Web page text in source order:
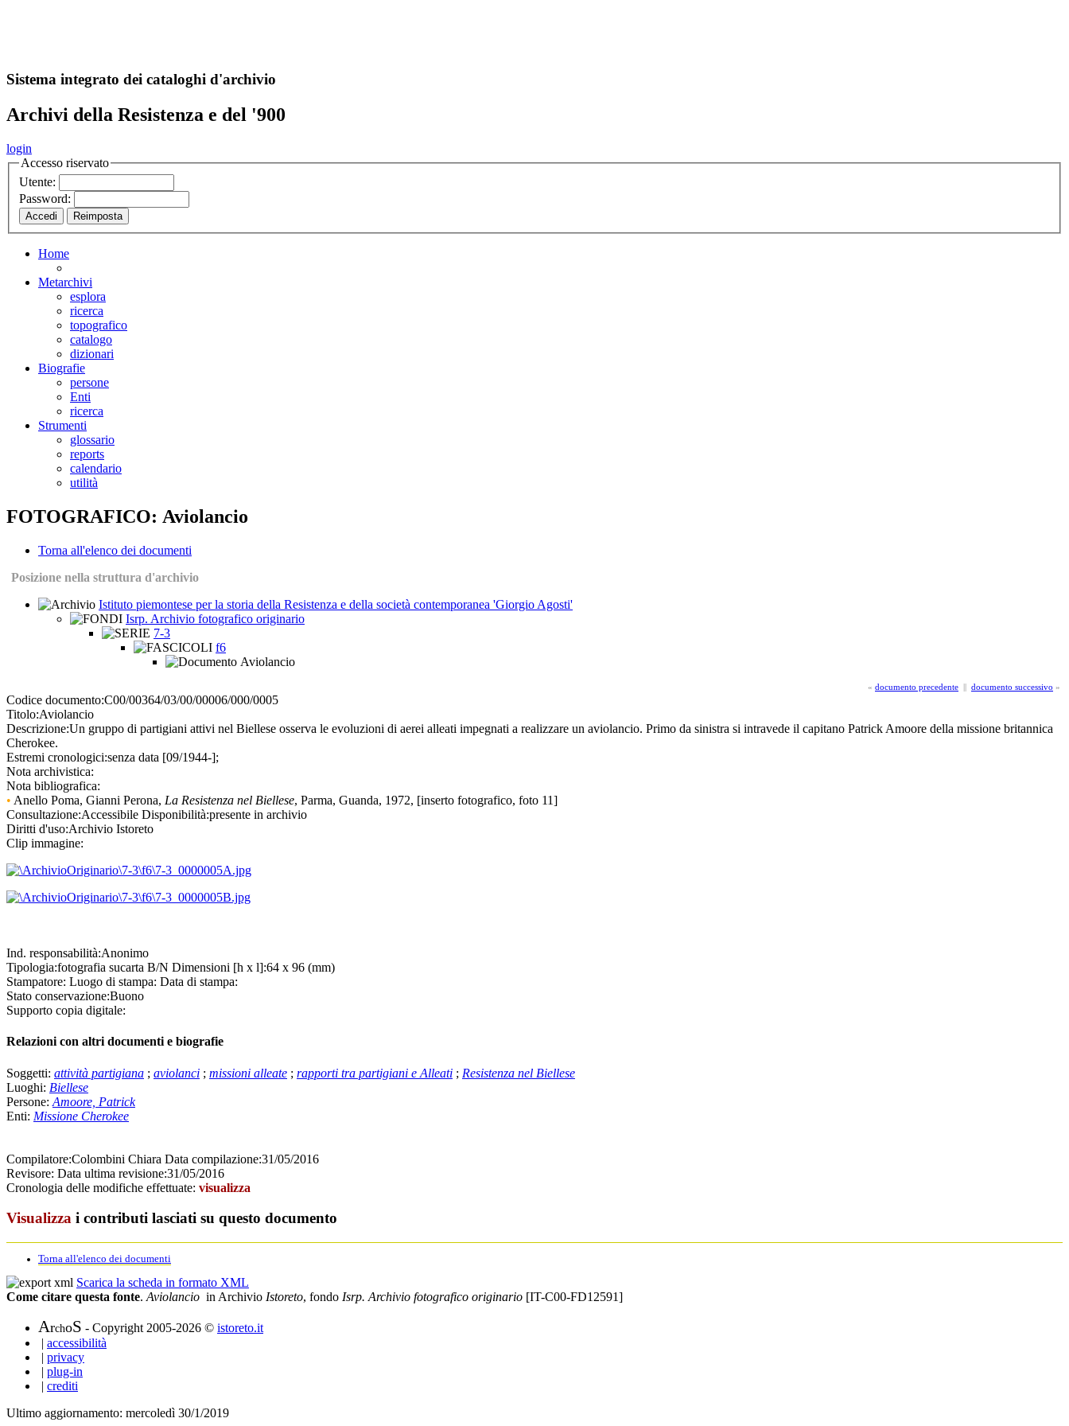
Sistema integrato dei cataloghi d'archivio
Archivi della Resistenza e del '900
login
Accesso riservato
Utente:
Password:
Home
Metarchivi
esplora
ricerca
topografico
catalogo
dizionari
Biografie
persone
Enti
ricerca
Strumenti
glossario
reports
calendario
utilità
FOTOGRAFICO: Aviolancio
Torna all'elenco dei documenti
Posizione nella struttura d'archivio
Istituto piemontese per la storia della Resistenza e della società contemporanea 'Giorgio Agosti'
Isrp. Archivio fotografico originario
7-3
f6
Aviolancio
« documento precedente || documento successivo »
Codice documento:C00/00364/03/00/00006/000/0005
Titolo:Aviolancio
Descrizione:Un gruppo di partigiani attivi nel Biellese osserva le evoluzioni di aerei alleati impegnati a realizzare un aviolancio. Primo da sinistra si intravede il capitano Patrick Amoore della missione britannica
Cherokee.
Estremi cronologici:senza data [09/1944-];
Nota archivistica:
Nota bibliografica:
• Anello Poma, Gianni Perona, La Resistenza nel Biellese, Parma, Guanda, 1972, [inserto fotografico, foto 11]
Consultazione:Accessibile Disponibilità:presente in archivio
Diritti d'uso:Archivio Istoreto
Clip immagine:
Ind. responsabilità:Anonimo
Tipologia:fotografia sucarta B/N Dimensioni [h x l]:64 x 96 (mm)
Stampatore: Luogo di stampa: Data di stampa:
Stato conservazione:Buono
Supporto copia digitale:
Relazioni con altri documenti e biografie
Soggetti: attività partigiana ; aviolanci ; missioni alleate ; rapporti tra partigiani e Alleati ; Resistenza nel Biellese
Luoghi: Biellese
Persone: Amoore, Patrick
Enti: Missione Cherokee
Compilatore:Colombini Chiara Data compilazione:31/05/2016
Revisore: Data ultima revisione:31/05/2016
Cronologia delle modifiche effettuate: visualizza
Visualizza i contributi lasciati su questo documento
Torna all'elenco dei documenti
Scarica la scheda in formato XML
Come citare questa fonte. Aviolancio in Archivio Istoreto, fondo Isrp. Archivio fotografico originario [IT-C00-FD12591]
ArchoS - Copyright 2005-2026 © istoreto.it
| accessibilità
| privacy
| plug-in
| crediti
Ultimo aggiornamento: mercoledì 30/1/2019